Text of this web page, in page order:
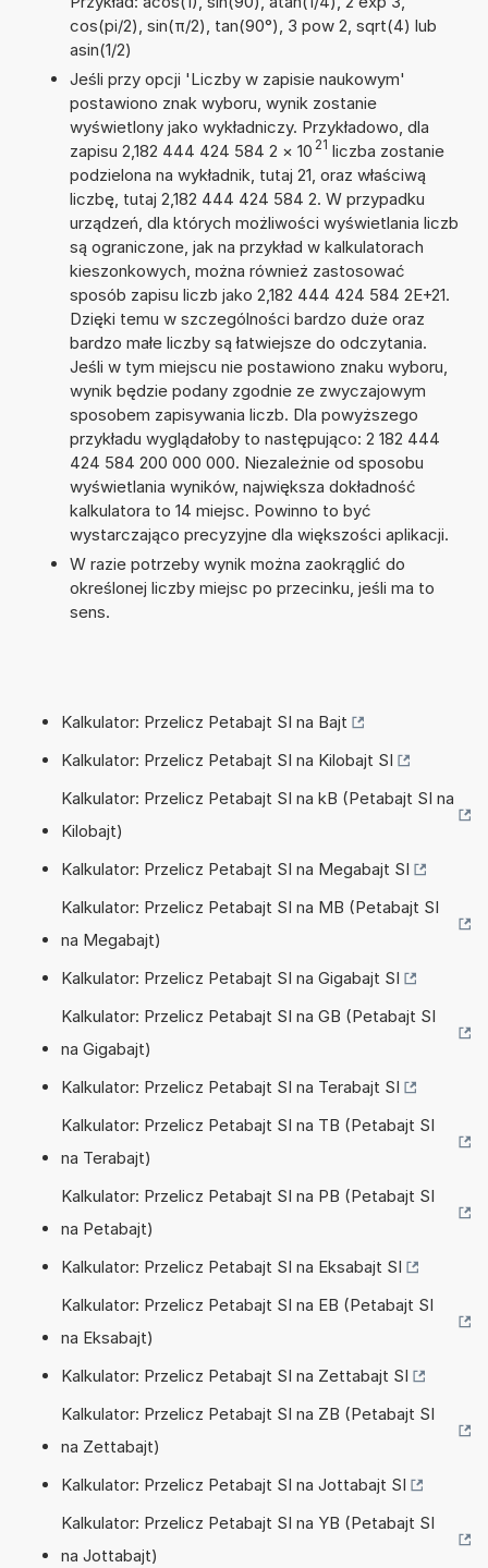
cos(pi/2), sin(π/2), tan(90°), 3 pow 2, sqrt(4) lub
asin(1/2)
Jeśli przy opcji 'Liczby w zapisie naukowym'
postawiono znak wyboru, wynik zostanie
wyświetlony jako wykładniczy. Przykładowo, dla
zapisu 2,182 444 424 584 2 × 10 21 liczba zostanie
podzielona na wykładnik, tutaj 21, oraz właściwą
liczbę, tutaj 2,182 444 424 584 2. W przypadku
urządzeń, dla których możliwości wyświetlania liczb
są ograniczone, jak na przykład w kalkulatorach
kieszonkowych, można również zastosować
sposób zapisu liczb jako 2,182 444 424 584 2E+21.
Dzięki temu w szczególności bardzo duże oraz
bardzo małe liczby są łatwiejsze do odczytania.
Jeśli w tym miejscu nie postawiono znaku wyboru,
wynik będzie podany zgodnie ze zwyczajowym
sposobem zapisywania liczb. Dla powyższego
przykładu wyglądałoby to następująco: 2 182 444
424 584 200 000 000. Niezależnie od sposobu
wyświetlania wyników, największa dokładność
kalkulatora to 14 miejsc. Powinno to być
wystarczająco precyzyjne dla większości aplikacji.
W razie potrzeby wynik można zaokrąglić do
określonej liczby miejsc po przecinku, jeśli ma to
sens.
Kalkulator: Przelicz Petabajt SI na Bajt
Kalkulator: Przelicz Petabajt SI na Kilobajt SI
Kalkulator: Przelicz Petabajt SI na kB (Petabajt SI na
Kilobajt)
Kalkulator: Przelicz Petabajt SI na Megabajt SI
Kalkulator: Przelicz Petabajt SI na MB (Petabajt SI
na Megabajt)
Kalkulator: Przelicz Petabajt SI na Gigabajt SI
Kalkulator: Przelicz Petabajt SI na GB (Petabajt SI
na Gigabajt)
Kalkulator: Przelicz Petabajt SI na Terabajt SI
Kalkulator: Przelicz Petabajt SI na TB (Petabajt SI
na Terabajt)
Kalkulator: Przelicz Petabajt SI na PB (Petabajt SI
na Petabajt)
Kalkulator: Przelicz Petabajt SI na Eksabajt SI
Kalkulator: Przelicz Petabajt SI na EB (Petabajt SI
na Eksabajt)
Kalkulator: Przelicz Petabajt SI na Zettabajt SI
Kalkulator: Przelicz Petabajt SI na ZB (Petabajt SI
na Zettabajt)
Kalkulator: Przelicz Petabajt SI na Jottabajt SI
Kalkulator: Przelicz Petabajt SI na YB (Petabajt SI
na Jottabajt)